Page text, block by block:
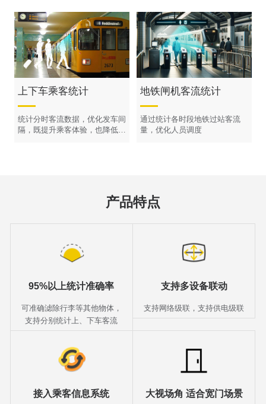
上下车乘客统计
统计分时客流数据，优化发车间
隔，既提升乘客体验，也降低运
地铁闸机客流统计
通过统计各时段地铁过站客流
量，优化人员调度
产品特点
95%以上统计准确率
可准确滤除行李等其他物体，
支持分别统计上、下车客流
支持多设备联动
支持网络级联，支持供电级联
接入乘客信息系统 大视场角 适合宽门场景